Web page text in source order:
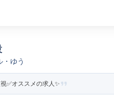
ゆう
✅️オススメの求人✨